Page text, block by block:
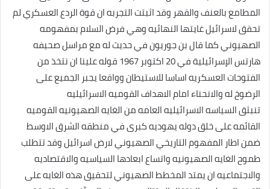
المطامع بالعنف والقهر وقد اثبتت التجربه ان قوة الردع العسكري لم
تحقق لاسرائيل غايتها النهائيه وهي فرض السلام بمفهومه
الصهيوني كما قال بن جوريون في حديث له مع مراسل صحيفه
هارتس الإسرائيلية في 20 اكتوبر 1967 قوله علينا ان نتخذ من
الفتوحات العسكريه اساسا للاستيطان وواقعا يجبر الجميع على
الرضوخ له والانحناء امام الاهداف القوميه الاسرائيليه
تنبثق السياسه الاسرائيليه العامه من الغايه الصهيونيه القوميه
القائمه على خلق دوله يهوديه كبرى في منطقه الشرق الاوسط
ضمن اطار المفهوم التاريخي الصهيوني لارض اسرائيل وقد تتطلب
طموح الغايه الصهيونيه واتساع ابعادها السياسيه والاقتصاديه
والاجتماعيه ان يمتد المخطط الصهيوني لتحقيق هذه الغايه على